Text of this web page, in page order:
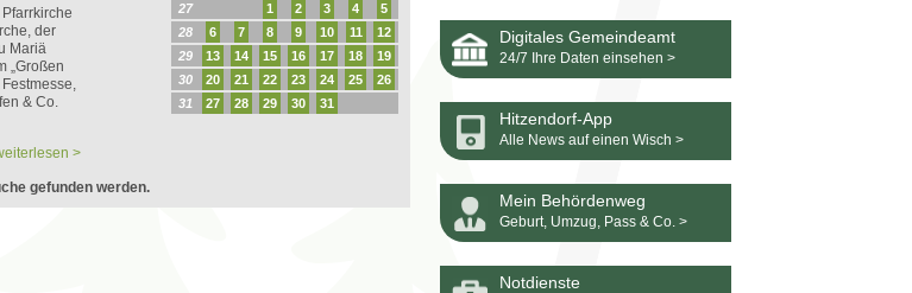
der
Mariä
„Großen
Festmesse,
& Co.
>
27
1 2 3 4
5
28
6 7 8 9 10 11
12
29
13 14 15 16 17 18
19
30
20 21 22 23 24 25
26
31
27 28 29 30 31
gefunden werden.
Digitales Gemeindeamt
24/7 Ihre Daten einsehen >
Hitzendorf-App
Alle News auf einen Wisch >
Mein Behördenweg
Geburt, Umzug, Pass & Co. >
Notdienste